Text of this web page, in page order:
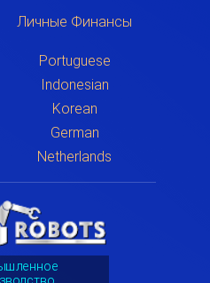
Личные Финансы
Portuguese
Indonesian
Korean
German
Netherlands